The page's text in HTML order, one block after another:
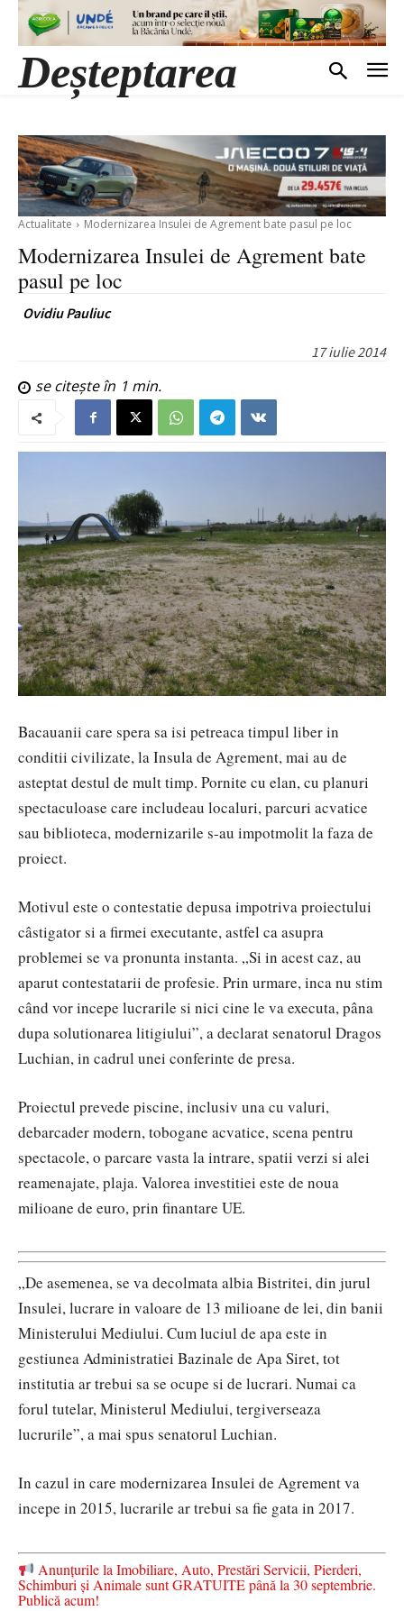
Deșteptarea
Actualitate Modernizarea Insulei de Agrement bate pasul pe loc
Modernizarea Insulei de Agrement bate
pasul pe loc
Ovidiu Pauliuc
17 iulie 2014
se citește în 1 min.
Bacauanii care spera sa isi petreaca timpul liber in
conditii civilizate, la Insula de Agrement, mai au de
asteptat destul de mult timp. Pornite cu elan, cu planuri
spectaculoase care includeau localuri, parcuri acvatice
sau biblioteca, modernizarile s-au impotmolit la faza de
proiect.
Motivul este o contestatie depusa impotriva proiectului
câstigator si a firmei executante, astfel ca asupra
problemei se va pronunta instanta. „Si in acest caz, au
aparut contestatarii de profesie. Prin urmare, inca nu stim
când vor incepe lucrarile si nici cine le va executa, pâna
dupa solutionarea litigiului”, a declarat senatorul Dragos
Luchian, in cadrul unei conferinte de presa.
Proiectul prevede piscine, inclusiv una cu valuri,
debarcader modern, tobogane acvatice, scena pentru
spectacole, o parcare vasta la intrare, spatii verzi si alei
reamenajate, plaja. Valorea investitiei este de noua
milioane de euro, prin finantare UE.
„De asemenea, se va decolmata albia Bistritei, din jurul
Insulei, lucrare in valoare de 13 milioane de lei, din banii
Ministerului Mediului. Cum luciul de apa este in
gestiunea Administratiei Bazinale de Apa Siret, tot
institutia ar trebui sa se ocupe si de lucrari. Numai ca
forul tutelar, Ministerul Mediului, tergiverseaza
lucrurile”, a mai spus senatorul Luchian.
In cazul in care modernizarea Insulei de Agrement va
incepe in 2015, lucrarile ar trebui sa fie gata in 2017.
Anunțurile la Imobiliare, Auto, Prestări Servicii, Pierderi,
Schimburi și Animale sunt GRATUITE până la 30 septembrie.
Publică acum!